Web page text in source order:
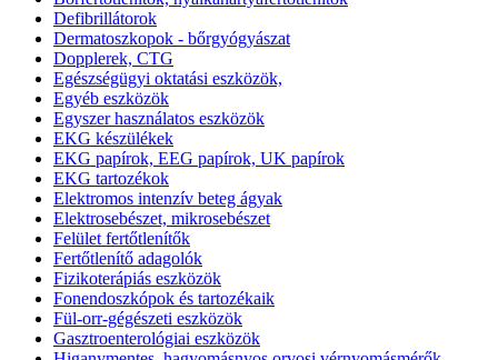
Defibrillátorok
Dermatoszkopok - bőrgyógyászat
Dopplerek, CTG
Egészségügyi oktatási eszközök,
Egyéb eszközök
Egyszer használatos eszközök
EKG készülékek
EKG papírok, EEG papírok, UK papírok
EKG tartozékok
Elektromos intenzív beteg ágyak
Elektrosebészet, mikrosebészet
Felület fertőtlenítők
Fertőtlenítő adagolók
Fizikoterápiás eszközök
Fonendoszkópok és tartozékaik
Fül-orr-gégészeti eszközök
Gasztroenterológiai eszközök